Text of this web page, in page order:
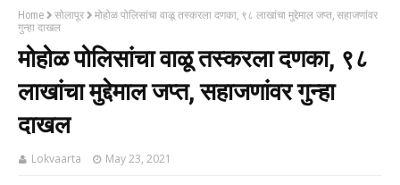
Home सोलापूर
मोहोळ पोलिसांचा वाळू तस्करला दणका, ९८ लाखांचा मुद्देमाल जप्त, सहाजणांवर
गुन्हा दाखल
मोहोळ पोलिसांचा वाळू तस्करला दणका, ९८
लाखांचा मुद्देमाल जप्त, सहाजणांवर गुन्हा
दाखल
Lokvaarta May 23, 2021